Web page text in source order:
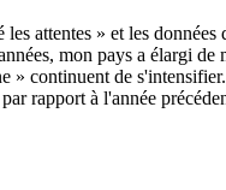
attentes » et les
mon pays a élargi
continuent de
rapport à l'année